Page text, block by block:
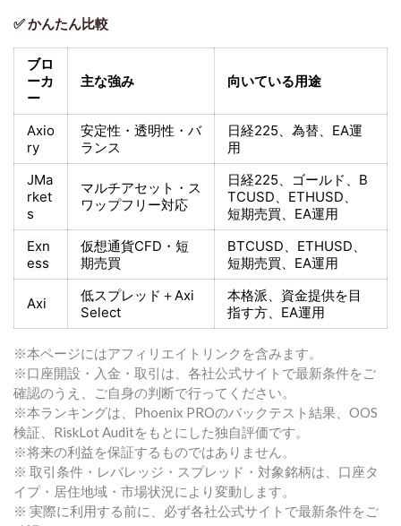
✅ かんたん比較
ブロ
ーカ
ー
主な強み 向いている用途
Axio
ry
安定性・透明性・バ
ランス
日経225、為替、EA運
用
JMa
rket
s
マルチアセット・ス
ワップフリー対応
日経225、ゴールド、 B
TCUSD、ETHUSD、
短期売買、EA運用
Exn
ess
仮想通貨CFD・短
期売買
BTCUSD、ETHUSD、
短期売買、EA運用
Axi 低スプレッド＋Axi
Select
本格派、資金提供を目
指す方、EA運用
※本ページにはアフィリエイトリンクを含みます。
※口座開設・入金・取引は、各社公式サイトで最新条件をご
確認のうえ、ご自身の判断で行ってください。
※本ランキングは、Phoenix PROのバックテスト結果、OOS
検証、RiskLot Auditをもとにした独自評価です。
※将来の利益を保証するものではありません。
※ 取引条件・レバレッジ・スプレッド・対象銘柄は、口座タ
イプ・居住地域・市場状況により変動します。
※ 実際に利用する前に、必ず各社公式サイトで最新条件をご